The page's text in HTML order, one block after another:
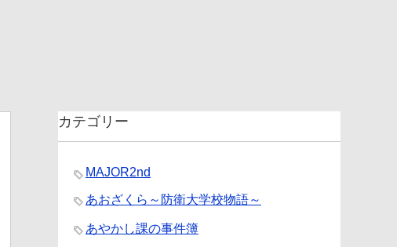
カテゴリー
MAJOR2nd
あおざくら～防衛大学校物語～
あやかし課の事件簿